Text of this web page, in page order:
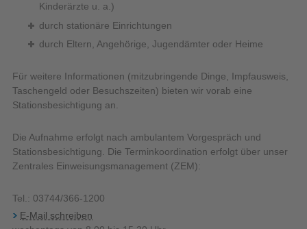
Kinderärzte u. a.)
durch stationäre Einrichtungen
durch Eltern, Angehörige, Jugendämter oder Heime
Für weitere Informationen (mitzubringende Dinge, Impfausweis,
Taschengeld oder Besuchszeiten) bieten wir vorab eine
Stationsbesichtigung an.
Die Aufnahme erfolgt nach ambulantem Vorgespräch und
Stationsbesichtigung. Die Terminkoordination erfolgt über unser
Zentrales Einweisungsmanagement (ZEM):
Tel.: 03744/366-1200
E-Mail schreiben